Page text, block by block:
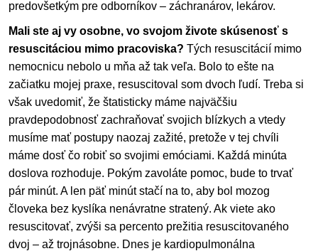
predovšetkým pre odborníkov – záchranárov, lekárov.
Mali ste aj vy osobne, vo svojom živote skúsenosť s
resuscitáciou mimo pracoviska? Tých resuscitácií mimo
nemocnicu nebolo u mňa až tak veľa. Bolo to ešte na
začiatku mojej praxe, resuscitoval som dvoch ľudí. Treba si
však uvedomiť, že štatisticky máme najväčšiu
pravdepodobnosť zachraňovať svojich blízkych a vtedy
musíme mať postupy naozaj zažité, pretože v tej chvíli
máme dosť čo robiť so svojimi emóciami. Každá minúta
doslova rozhoduje. Pokým zavoláte pomoc, bude to trvať
pár minút. A len päť minút stačí na to, aby bol mozog
človeka bez kyslíka nenávratne stratený. Ak viete ako
resuscitovať, zvýši sa percento prežitia resuscitovaného
dvoj – až trojnásobne. Dnes je kardiopulmonálna